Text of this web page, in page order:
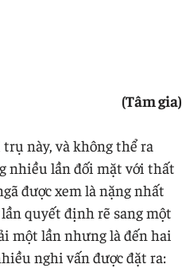
(Tâm gia)
này, và không thể ra
nhiều lần đối mặt với thất
được xem là nặng nhất
quyết định rẽ sang một
một lần nhưng là đến hai
nghi vấn được đặt ra: